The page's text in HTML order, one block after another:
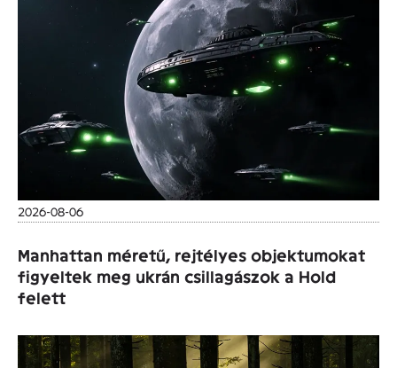
2026-08-06
Manhattan méretű, rejtélyes objektumokat
figyeltek meg ukrán csillagászok a Hold
felett